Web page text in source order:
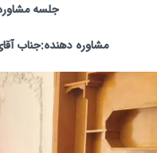
جلسه مشاوره
مشاوره دهنده:جناب